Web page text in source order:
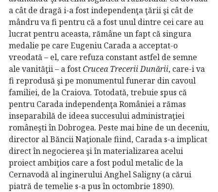
a cât de dragă i-a fost independenţa ţării şi cât de
mândru va fi pentru că a fost unul dintre cei care au
lucrat pentru aceasta, rămâne un fapt că singura
medalie pe care Eugeniu Carada a acceptat-o
vreodată – el, care refuza constant astfel de semne
ale vanităţii – a fostCrucea Trecerii Dunării, care-i va
fi reprodusă şi pe monumentul funerar din cavoul
familiei, de la Craiova. Totodată, trebuie spus că
pentru Carada independenţa României a rămas
inseparabilă de ideea succesului administraţiei
româneşti în Dobrogea. Peste mai bine de un deceniu,
director al Băncii Naţionale fiind, Carada s-a implicat
direct în negocierea şi în materializarea acelui
proiect ambiţios care a fost podul metalic de la
Cernavodă al inginerului Anghel Saligny (a cărui
piatră de temelie s-a pus în octombrie 1890).